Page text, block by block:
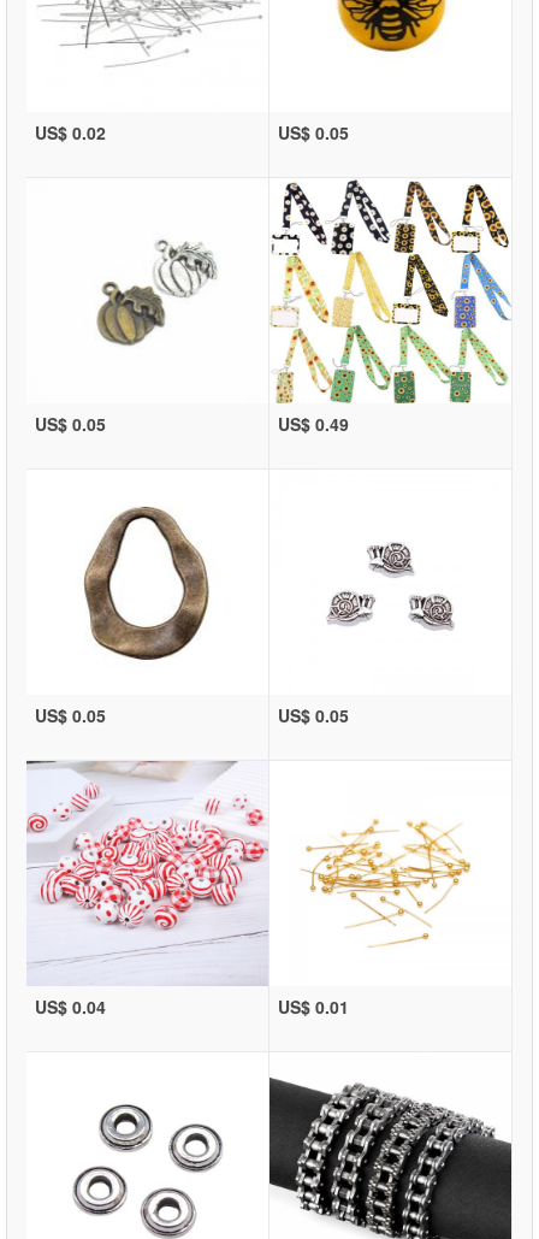
US$ 0.02 US$ 0.05
US$ 0.05 US$ 0.49
US$ 0.05 US$ 0.05
US$ 0.04 US$ 0.01